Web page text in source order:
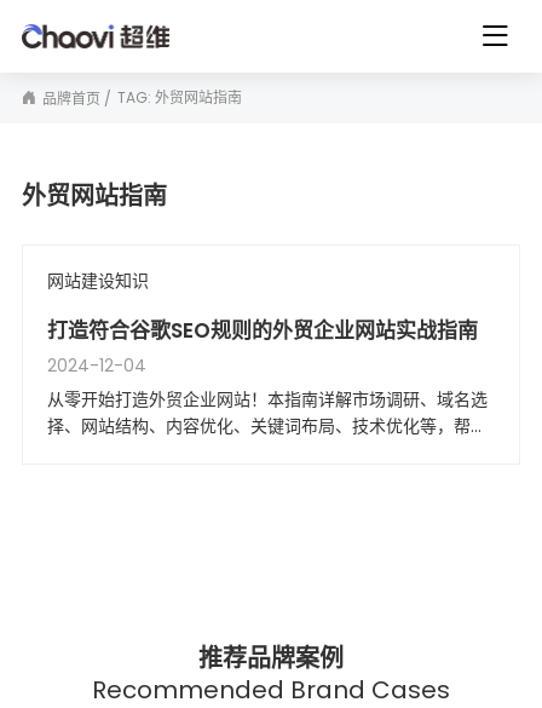
品牌首页 TAG: 外贸网站指南
外贸网站指南
网站建设知识
打造符合谷歌SEO规则的外贸企业网站实战指南
2024-12-04
从零开始打造外贸企业网站！本指南详解市场调研、域名选
择、网站结构、内容优化、关键词布局、技术优化等，帮助
推荐品牌案例
Recommended Brand Cases